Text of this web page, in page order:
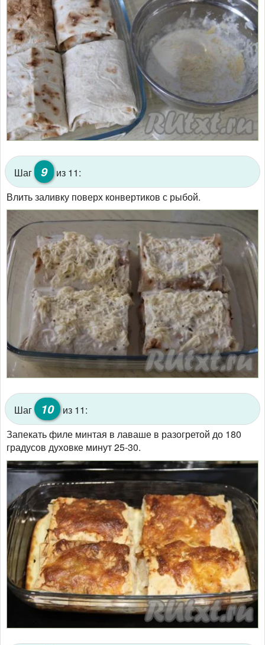
Шаг 9
из 11:
Влить заливку поверх конвертиков с рыбой.
Шаг 10 из 11:
Запекать филе минтая в лаваше в разогретой до 180
градусов духовке минут 25-30.